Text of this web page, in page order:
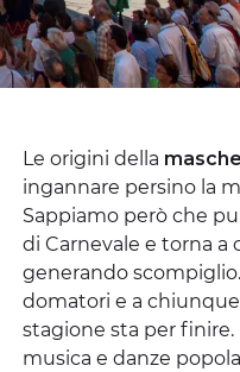
Le origini della
ingannare persino la
Sappiamo però che
di Carnevale e torna a
generando
domatori e a
stagione sta per finire.
musica e danze